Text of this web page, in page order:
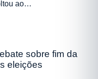
ao…
sobre fim da
eleições